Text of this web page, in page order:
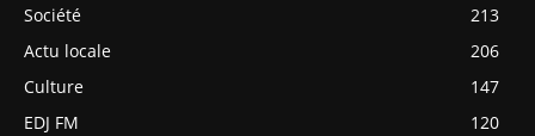
Société
213
Actu locale
206
Culture
147
EDJ FM
120